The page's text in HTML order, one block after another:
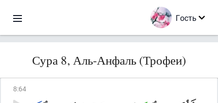
Гость
Сура 8, Аль-Анфаль (Трофеи)
8:64